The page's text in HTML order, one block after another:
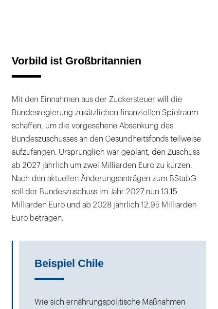
Vorbild ist Großbritannien
Mit den Einnahmen aus der Zuckersteuer will die
Bundesregierung zusätzlichen finanziellen Spielraum
schaffen, um die vorgesehene Absenkung des
Bundeszuschusses an den Gesundheitsfonds teilweise
aufzufangen. Ursprünglich war geplant, den Zuschuss
ab 2027 jährlich um zwei Milliarden Euro zu kürzen.
Nach den aktuellen Änderungsanträgen zum BStabG
soll der Bundeszuschuss im Jahr 2027 nun 13,15
Milliarden Euro und ab 2028 jährlich 12,95 Milliarden
Euro betragen.
Beispiel Chile
Wie sich ernährungspolitische Maßnahmen